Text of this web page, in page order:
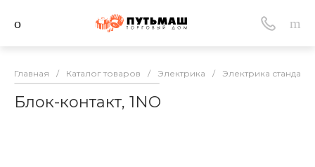
Главная / Каталог товаров / Электрика / Электрика
Блок-контакт, 1NO